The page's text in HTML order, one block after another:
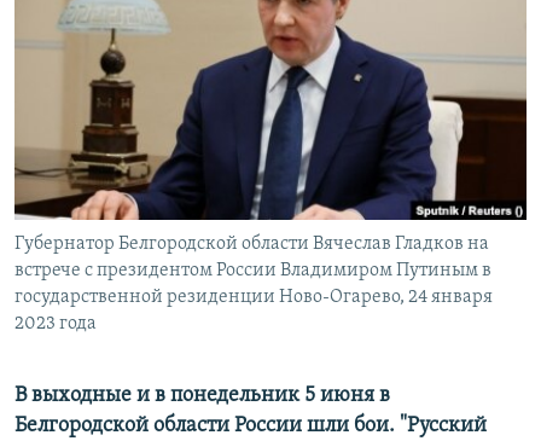
ПОБЕДИТЕЛЕЙ НЕ СУДЯТ?
КРЫМ.НЕПОКОРЕННЫЙ
ELIFBE
УКРАИНСКАЯ ПРОБЛЕМА КРЫМА
ПРИСОЕДИНЯЙТЕСЬ!
Все сайты RFE/RL
Губернатор Белгородской области Вячеслав Гладков на
встрече с президентом России Владимиром Путиным в
государственной резиденции Ново-Огарево, 24 января
2023 года
В выходные и в понедельник 5 июня в
Белгородской области России шли бои. "Русский